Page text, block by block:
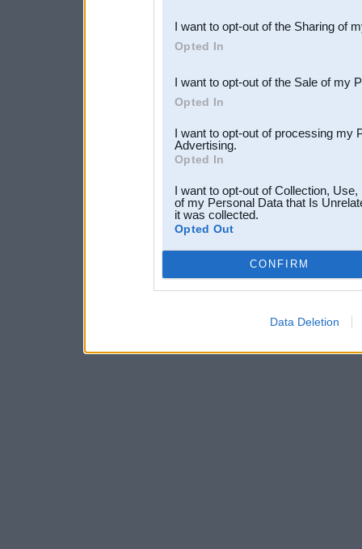
Downstream Participants
third parties.
I want to opt-out of the Sharing of
Opted In
I want to opt-out of the Sale of my
Opted In
I want to opt-out of processing my
Advertising.
Opted In
I want to opt-out of Collection,
of my Personal Data that Is
it was collected.
Opted Out
CONFIRM
Data Deletion